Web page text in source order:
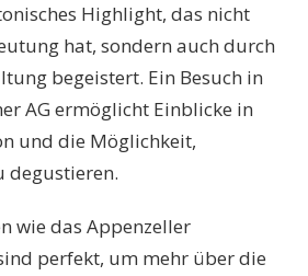
Highlight, das nicht
hat, sondern auch durch
begeistert. Ein Besuch in
AG ermöglicht Einblicke in
und die Möglichkeit,
degustieren.
wie das Appenzeller
perfekt, um mehr über die